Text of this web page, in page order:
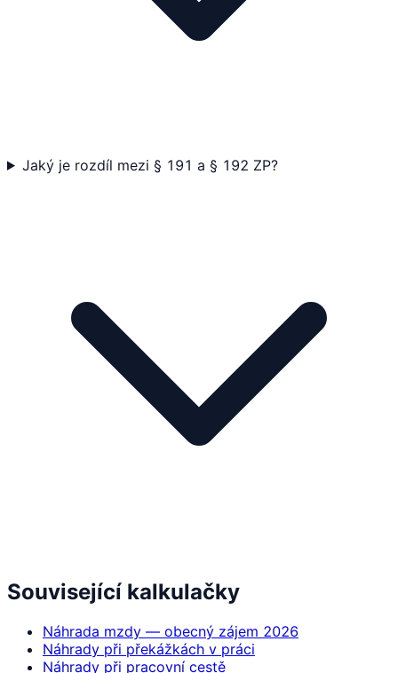
Jaký je rozdíl mezi § 191 a § 192 ZP?
Související kalkulačky
Náhrada mzdy — obecný zájem 2026
Náhrady při překážkách v práci
Náhrady při pracovní cestě